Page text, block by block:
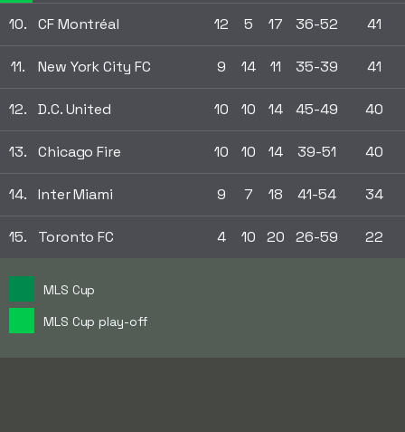
10. CF Montréal 12 5 17 36-52 41
11. New York City FC 9 14 11 35-39 41
12. D.C. United 10 10 14 45-49 40
13. Chicago Fire 10 10 14 39-51 40
14. Inter Miami 9 7 18 41-54 34
15. Toronto FC 4 10 20 26-59 22
MLS Cup
MLS Cup play-off